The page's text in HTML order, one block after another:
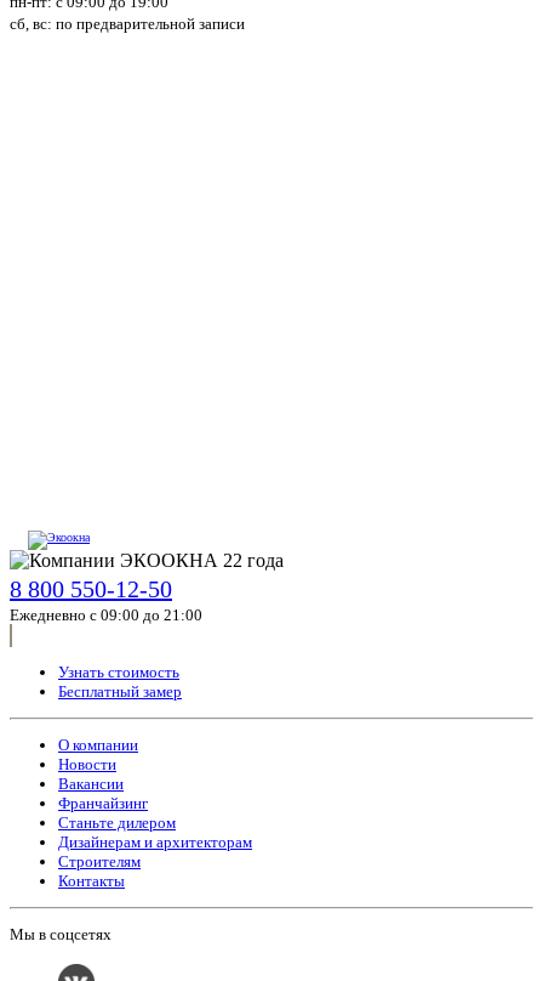
сб, вс: по предварительной записи
8 800 550-12-50
Ежедневно с 09:00 до 21:00
Узнать стоимость
Бесплатный замер
О компании
Новости
Вакансии
Франчайзинг
Станьте дилером
Дизайнерам и архитекторам
Строителям
Контакты
Мы в соцсетях